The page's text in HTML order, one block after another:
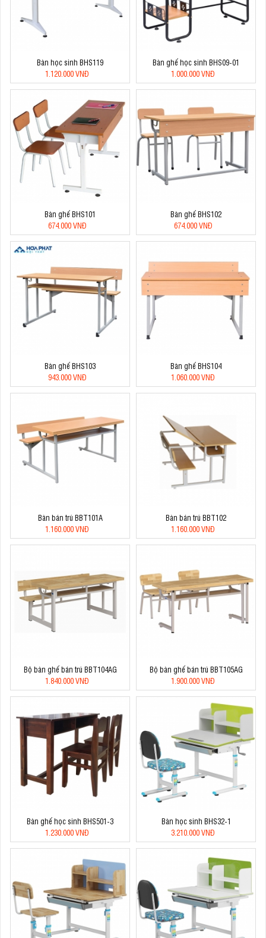
Bàn học sinh BHS119
1.120.000 VNĐ
Bàn ghế học sinh BHS09-01
1.000.000 VNĐ
Bàn ghế BHS101
674.000 VNĐ
Bàn ghế BHS102
674.000 VNĐ
Bàn ghế BHS103
943.000 VNĐ
Bàn ghế BHS104
1.060.000 VNĐ
Bàn bán trú BBT101A
1.160.000 VNĐ
Bàn bán trú BBT102
1.160.000 VNĐ
Bộ bàn ghế bán trú BBT104AG
1.840.000 VNĐ
Bộ bàn ghế bán trú BBT105AG
1.900.000 VNĐ
Bàn ghế học sinh BHS501-3
1.230.000 VNĐ
Bàn học sinh BHS32-1
3.210.000 VNĐ